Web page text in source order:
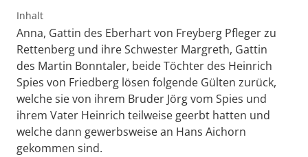
Inhalt
Anna, Gattin des Eberhart von Freyberg Pfleger zu
Rettenberg und ihre Schwester Margreth, Gattin
des Martin Bonntaler, beide Töchter des Heinrich
Spies von Friedberg lösen folgende Gülten zurück,
welche sie von ihrem Bruder Jörg vom Spies und
ihrem Vater Heinrich teilweise geerbt hatten und
welche dann gewerbsweise an Hans Aichorn
gekommen sind.